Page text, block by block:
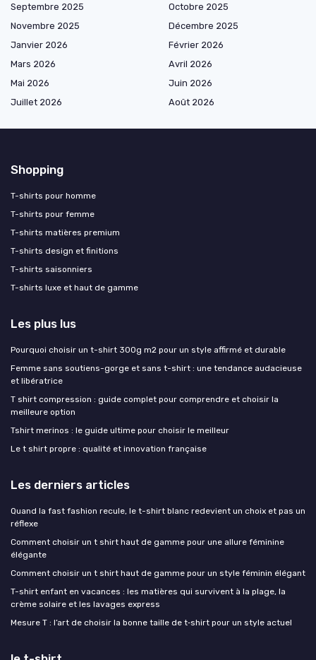
Septembre 2025
Octobre 2025
Novembre 2025
Décembre 2025
Janvier 2026
Février 2026
Mars 2026
Avril 2026
Mai 2026
Juin 2026
Juillet 2026
Août 2026
Shopping
T-shirts pour homme
T-shirts pour femme
T-shirts matières premium
T-shirts design et finitions
T-shirts saisonniers
T-shirts luxe et haut de gamme
Les plus lus
Pourquoi choisir un t-shirt 300g m2 pour un style affirmé et durable
Femme sans soutiens-gorge et sans t-shirt : une tendance audacieuse
et libératrice
T shirt compression : guide complet pour comprendre et choisir la
meilleure option
Tshirt merinos : le guide ultime pour choisir le meilleur
Le t shirt propre : qualité et innovation française
Les derniers articles
Quand la fast fashion recule, le t-shirt blanc redevient un choix et pas un
réflexe
Comment choisir un t shirt haut de gamme pour une allure féminine
élégante
Comment choisir un t shirt haut de gamme pour un style féminin élégant
T-shirt enfant en vacances : les matières qui survivent à la plage, la
crème solaire et les lavages express
Mesure T : l’art de choisir la bonne taille de t‑shirt pour un style actuel